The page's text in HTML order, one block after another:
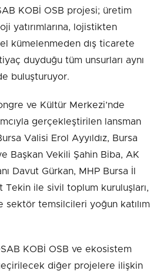
KOBİ OSB projesi; üretim
yatırımlarına, lojistikten
kümelenmeden dış ticarete
duyduğu tüm unsurları aynı
buluşturuyor.
ve Kültür Merkezi’nde
gerçekleştirilen lansman
Valisi Erol Ayyıldız, Bursa
Başkan Vekili Şahin Biba, AK
Davut Gürkan, MHP Bursa İl
Tekin ile sivil toplum kuruluşları,
sektör temsilcileri yoğun katılım
KOBİ OSB ve ekosistem
diğer projelere ilişkin